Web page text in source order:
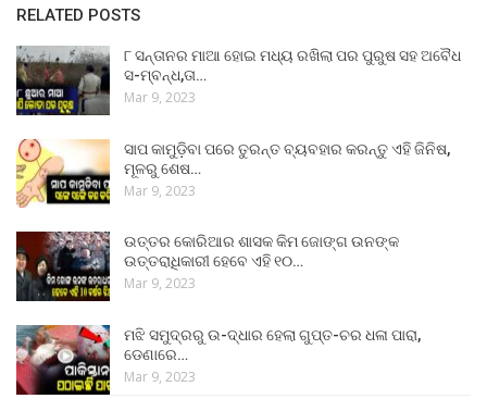
RELATED POSTS
୮ ସନ୍ତାନର ମାଆ ହୋଇ ମଧ୍ୟ ରଖିଲା ପର ପୁରୁଷ ସହ ଅବୈଧ
ସ-ମ୍ବନ୍ଧ,ତା…
Mar 9, 2023
ସାପ କାମୁଡ଼ିବା ପରେ ତୁରନ୍ତ ବ୍ୟବହାର କରନ୍ତୁ ଏହି ଜିନିଷ,
ମୂଳରୁ ଶେଷ…
Mar 9, 2023
ଉତ୍ତର କୋରିଆର ଶାସକ କିମ ଜୋଙ୍ଗ ଉନଙ୍କ
ଉତ୍ତରାଧିକାରୀ ହେବେ ଏହି ୧୦…
Mar 9, 2023
ମଝି ସମୁଦ୍ରରୁ ଉ-ଦ୍ଧାର ହେଲା ଗୁପ୍ତ-ଚର ଧଳା ପାରା,
ଡେଣାରେ…
Mar 9, 2023